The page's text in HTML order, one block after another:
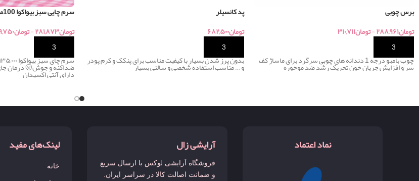
برس چوبی
تومان۲۸۸,۹۶۱-تومان۳۱۰,۷۱۱
چوب بامبو درجه 1 دندانه های چوبی سرگرد برای ماساژ کف
سر و افزایش جریان خون تحریک رشد ضد موخوره
پد کانسیلر
تومان۶۸۲,۵۰۰
بدون پرز شدن بسیار با کیفیت مناسب برای پنکک و کرم پودر
و … مناسب استفاده شخصی و سالنی بسیار
سرم چایی سبز بیواکوا 100میل
تومان۲۸۱,۸۷۳-تومان
ضداکنه و جوش🌝 درمان
دارای آنتی اکسیدان
نماد اعتماد آرایشی زال
فروشگاه آرایشی لوکس با ارسال سریع
و ضمانت اصالت کالا در سراسر ایران.
لینک‌های مفید
خانه